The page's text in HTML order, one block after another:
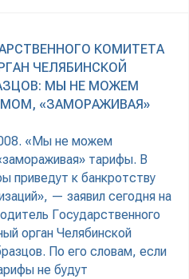
КОМИТЕТА
ЧЕЛЯБИНСКОЙ
МЫ НЕ МОЖЕМ
«ЗАМОРАЖИВАЯ»
«Мы не можем
тарифы. В
приведут к банкротству
— заявил сегодня на
Государственного
орган Челябинской
По его словам, если
не будут